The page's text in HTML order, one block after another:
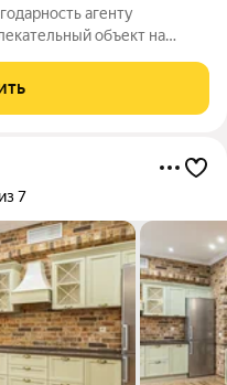
агенту
объект на
среднем 11 000 руб./
7